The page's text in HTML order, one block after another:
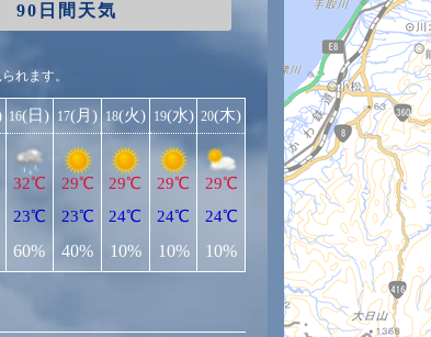
90日間天気
れます。
16(日)
32℃
23℃
60%
17(月)
29℃
23℃
40%
18(火)
29℃
24℃
10%
19(水)
29℃
24℃
10%
20(木)
29℃
24℃
10%